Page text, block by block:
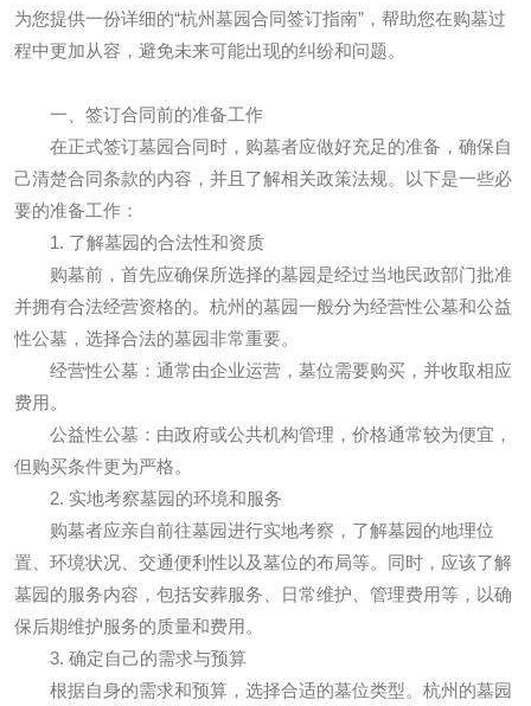
为您提供一份详细的“杭州墓园合同签订指南”，帮助您在购墓过
程中更加从容，避免未来可能出现的纠纷和问题。
一、签订合同前的准备工作
在正式签订墓园合同时，购墓者应做好充足的准备，确保自
己清楚合同条款的内容，并且了解相关政策法规。以下是一些必
要的准备工作：
1. 了解墓园的合法性和资质
购墓前，首先应确保所选择的墓园是经过当地民政部门批准
并拥有合法经营资格的。杭州的墓园一般分为经营性公墓和公益
性公墓，选择合法的墓园非常重要。
经营性公墓：通常由企业运营，墓位需要购买，并收取相应
费用。
公益性公墓：由政府或公共机构管理，价格通常较为便宜，
但购买条件更为严格。
2. 实地考察墓园的环境和服务
购墓者应亲自前往墓园进行实地考察，了解墓园的地理位
置、环境状况、交通便利性以及墓位的布局等。同时，应该了解
墓园的服务内容，包括安葬服务、日常维护、管理费用等，以确
保后期维护服务的质量和费用。
3. 确定自己的需求与预算
根据自身的需求和预算，选择合适的墓位类型。杭州的墓园